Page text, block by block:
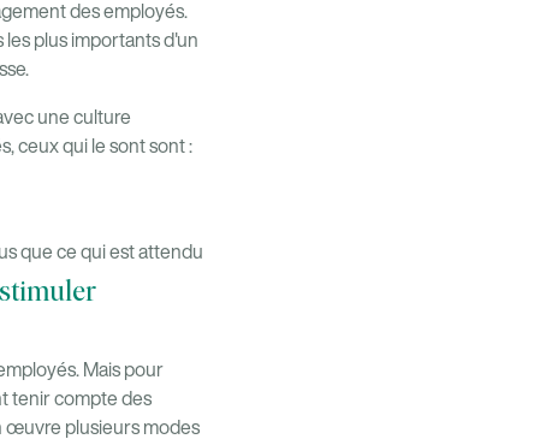
des employés.
plus importants d'un
une culture
ceux qui le sont sont :
que ce qui est attendu
Mais pour
tenir compte des
œuvre plusieurs modes